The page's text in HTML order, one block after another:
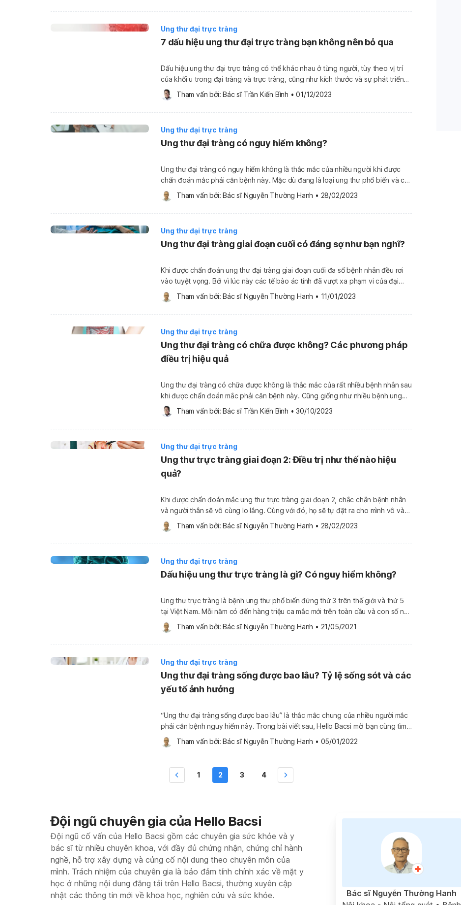
Ung thư đại trực tràng
7 dấu hiệu ung thư đại trực tràng bạn không nên bỏ qua
Dấu hiệu ung thư đại trực tràng có thể khác nhau ở từng người, tùy theo vị trí
của khối u trong đại tràng và trực tràng, cũng như kích thước và sự phát triển
của nó. Một số triệu chứng ung thư đại trực tràng dễ nhận thấy nhất thông qua
những thay đổi […]
Tham vấn bởi: Bác sĩ Trần Kiến Bình • 01/12/2023
Ung thư đại trực tràng
Ung thư đại tràng có nguy hiểm không?
Ung thư đại tràng có nguy hiểm không là thắc mắc của nhiều người khi được
chẩn đoán mắc phải căn bệnh này. Mặc dù đang là loại ung thư phổ biến và có
tỷ lệ tử vong cao nhưng các tiên lượng tích cực về ung thư đại tràng vẫn rất
đáng để kỳ […]
Tham vấn bởi: Bác sĩ Nguyễn Thường Hanh • 28/02/2023
Ung thư đại trực tràng
Ung thư đại tràng giai đoạn cuối có đáng sợ như bạn nghĩ?
Khi được chẩn đoán ung thư đại tràng giai đoạn cuối đa số bệnh nhân đều rơi
vào tuyệt vọng. Bởi vì lúc này các tế bào ác tính đã vượt xa phạm vi của đại
tràng và lan đến các cơ quan khác trong cơ thể như ổ bụng, xương, gan,
phổi,... Câu hỏi […]
Tham vấn bởi: Bác sĩ Nguyễn Thường Hanh • 11/01/2023
Ung thư đại trực tràng
Ung thư đại tràng có chữa được không? Các phương pháp
điều trị hiệu quả
Ung thư đại tràng có chữa được không là thắc mắc của rất nhiều bệnh nhân sau
khi được chẩn đoán mắc phải căn bệnh này. Cũng giống như nhiều bệnh ung
thư khác, cơ hội phục hồi sẽ phụ thuộc vào giai đoạn phát hiện và phương pháp
điều trị. Nhìn chung, bệnh ở […]
Tham vấn bởi: Bác sĩ Trần Kiến Bình • 30/10/2023
Ung thư đại trực tràng
Ung thư trực tràng giai đoạn 2: Điều trị như thế nào hiệu
quả?
Khi được chẩn đoán mắc ung thư trực tràng giai đoạn 2, chắc chắn bệnh nhân
và người thân sẽ vô cùng lo lắng. Cùng với đó, họ sẽ tự đặt ra cho mình vô vàn
câu hỏi về căn bệnh này, đặc biệt là về cách điều trị bệnh hiệu quả để có thể
[…]
Tham vấn bởi: Bác sĩ Nguyễn Thường Hanh • 28/02/2023
Ung thư đại trực tràng
Dấu hiệu ung thư trực tràng là gì? Có nguy hiểm không?
Ung thư trực tràng là bệnh ung thư phổ biến đứng thứ 3 trên thế giới và thứ 5
tại Việt Nam. Mỗi năm có đến hàng triệu ca mắc mới trên toàn cầu và con số này
đang không ngừng tăng lên. Đây cũng là căn bệnh có tỷ lệ tử vong cao nếu
[…]
Tham vấn bởi: Bác sĩ Nguyễn Thường Hanh • 21/05/2021
Ung thư đại trực tràng
Ung thư đại tràng sống được bao lâu? Tỷ lệ sống sót và các
yếu tố ảnh hưởng
“Ung thư đại tràng sống được bao lâu” là thắc mắc chung của nhiều người mắc
phải căn bệnh nguy hiểm này. Trong bài viết sau, Hello Bacsi mời bạn cùng tìm
hiểu tỷ lệ sống và các yếu tố ảnh hưởng đến tiên lượng của người bệnh ung thư
đại tràng. Ung thư đại tràng […]
Tham vấn bởi: Bác sĩ Nguyễn Thường Hanh • 05/01/2022
1 2 3 4
Đội ngũ chuyên gia của Hello Bacsi
Đội ngũ cố vấn của Hello Bacsi gồm các chuyên gia sức khỏe và y
bác sĩ từ nhiều chuyên khoa, với đầy đủ chứng nhận, chứng chỉ hành
nghề, hỗ trợ xây dựng và củng cố nội dung theo chuyên môn của
mình. Trách nhiệm của chuyên gia là bảo đảm tính chính xác về mặt y
học ở những nội dung đăng tải trên Hello Bacsi, thường xuyên cập
nhật các thông tin mới về khoa học, nghiên cứu và sức khỏe.
Bác sĩ Nguyễn Thường Hanh